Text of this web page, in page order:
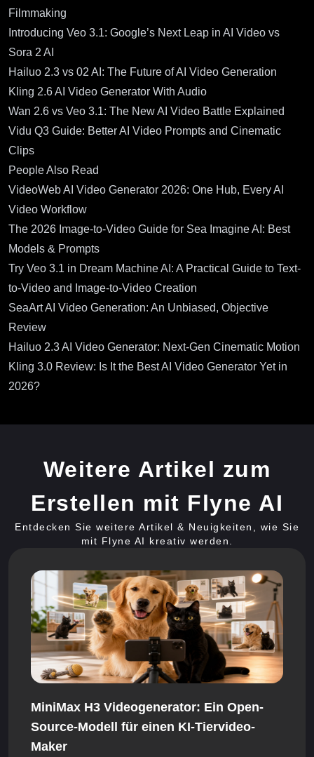
Filmmaking
Introducing Veo 3.1: Google’s Next Leap in AI Video vs
Sora 2 AI
Hailuo 2.3 vs 02 AI: The Future of AI Video Generation
Kling 2.6 AI Video Generator With Audio
Wan 2.6 vs Veo 3.1: The New AI Video Battle Explained
Vidu Q3 Guide: Better AI Video Prompts and Cinematic
Clips
People Also Read
VideoWeb AI Video Generator 2026: One Hub, Every AI
Video Workflow
The 2026 Image-to-Video Guide for Sea Imagine AI: Best
Models & Prompts
Try Veo 3.1 in Dream Machine AI: A Practical Guide to Text-
to-Video and Image-to-Video Creation
SeaArt AI Video Generation: An Unbiased, Objective
Review
Hailuo 2.3 AI Video Generator: Next-Gen Cinematic Motion
Kling 3.0 Review: Is It the Best AI Video Generator Yet in
2026?
Weitere Artikel zum
Erstellen mit Flyne AI
Entdecken Sie weitere Artikel & Neuigkeiten, wie Sie
mit Flyne AI kreativ werden.
MiniMax H3 Videogenerator: Ein Open-
Source-Modell für einen KI-Tiervideo-
Maker